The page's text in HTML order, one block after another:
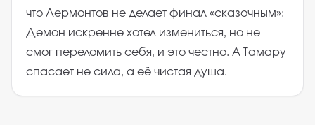
что Лермонтов не делает финал «сказочным»:
Демон искренне хотел измениться, но не
смог переломить себя, и это честно. А Тамару
спасает не сила, а её чистая душа.